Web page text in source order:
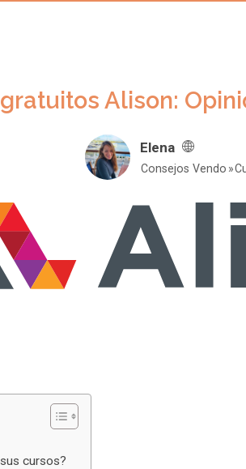
Alison:
Elena
Consejos Vendo
cursos?